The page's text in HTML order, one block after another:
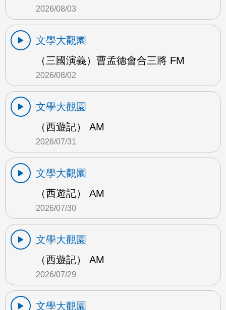
2026/08/03
文學大觀園
（三國演義）曹孟德會合三將 FM
2026/08/02
文學大觀園
（西遊記） AM
2026/07/31
文學大觀園
（西遊記） AM
2026/07/30
文學大觀園
（西遊記） AM
2026/07/29
文學大觀園